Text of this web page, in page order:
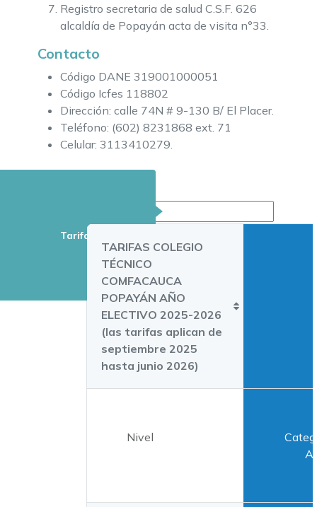
Registro secretaria de salud C.S.F. 626
alcaldía de Popayán acta de visita n°33.
Contacto
Código DANE 319001000051
Código Icfes 118802
Dirección: calle 74N # 9-130 B/ El Placer.
Teléfono: (602) 8231868 ext. 71
Celular: 3113410279.
Tarifas
TARIFAS COLEGIO
TÉCNICO
COMFACAUCA
POPAYÁN AÑO
ELECTIVO 2025-2026
(las tarifas aplican de
septiembre 2025
hasta junio 2026)
Nivel
A